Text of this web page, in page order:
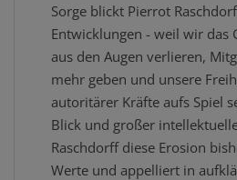
Sorge blickt Pierrot
Entwicklungen - weil wir das
aus den Augen verlieren,
mehr geben und unsere
autoritärer Kräfte aufs Spiel
Blick und großer
Raschdorff diese Erosion
Werte und appelliert in